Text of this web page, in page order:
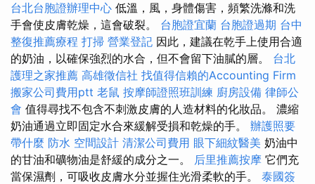
台北台胞證辦理中心 低溫，風，身體傷害，頻繁洗滌和洗
手會使皮膚乾燥，這會破裂。 台胞證宜蘭 台胞證過期 台中
整復推薦療程 打掃 營業登記 因此，建議在乾手上使用合適
的奶油，以確保強烈的水合，但不會留下油膩的層。 台北
護理之家推薦 高雄徵信社 找值得信賴的Accounting Firm
搬家公司費用ptt 老鼠 按摩師證照班訓練 廚房設備 律師公
會 值得尋找不包含不刺激皮膚的人造材料的化妝品。 濃縮
奶油通過立即固定水合來緩解受損和乾燥的手。 辦護照要
帶什麼 防水 空間設計 清潔公司費用 眼下細紋醫美 奶油中
的甘油和礦物油是舒緩的成分之一。 后里推薦按摩 它們充
當保濕劑，可吸收皮膚水分並握住光滑柔軟的手。 泰國簽